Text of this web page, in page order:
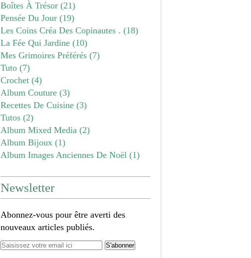
Boîtes À Trésor (21)
Pensée Du Jour (19)
Les Coins Créa Des Copinautes . (18)
La Fée Qui Jardine (10)
Mes Grimoires Préférés (7)
Tuto (7)
Crochet (4)
Album Couture (3)
Recettes De Cuisine (3)
Tutos (2)
Album Mixed Media (2)
Album Bijoux (1)
Album Images Anciennes De Noël (1)
Newsletter
Abonnez-vous pour être averti des
nouveaux articles publiés.